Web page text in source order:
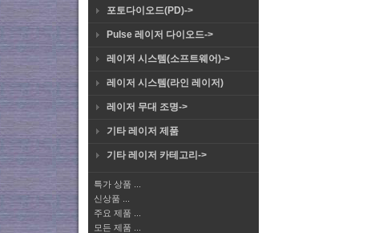
포토다이오드(PD)->
Pulse 레이저 다이오드->
레이저 시스템(소프트웨어)->
레이저 시스템(라인 레이저)
레이저 무대 조명->
기타 레이저 제품
기타 레이저 카테고리->
특가 상품 ...
신상품 ...
주요 제품 ...
모든 제품 ...